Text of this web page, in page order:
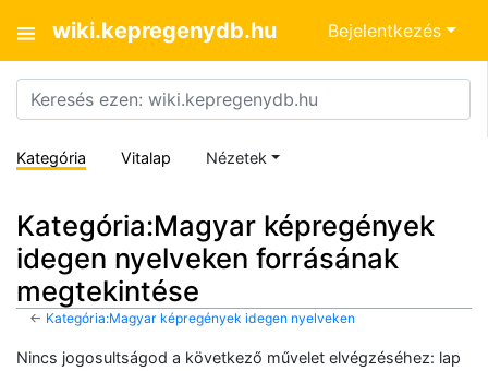
wiki.kepregenydb.hu Bejelentkezés
Kategória Vitalap Nézetek
Kategória:Magyar képregények
idegen nyelveken forrásának
megtekintése
← Kategória:Magyar képregények idegen nyelveken
Nincs jogosultságod a következő művelet elvégzéséhez: lap